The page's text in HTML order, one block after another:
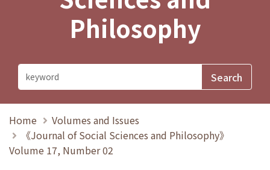
Philosophy
Home
Volumes and Issues
《Journal of Social Sciences and Philosophy》
Volume 17, Number 02